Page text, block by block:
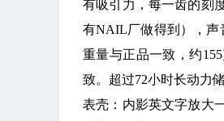
有吸引力，每一齿的刻
有NAIL厂做得到），声
重量与正品一致，约
致。超过72小时长动力
表壳：内影英文字放大